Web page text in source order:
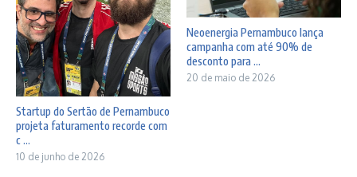
Startup do Sertão de Pernambuco
projeta faturamento recorde com
c ...
10 de junho de 2026
Neoenergia Pernambuco lança
campanha com até 90% de
desconto para ...
20 de maio de 2026